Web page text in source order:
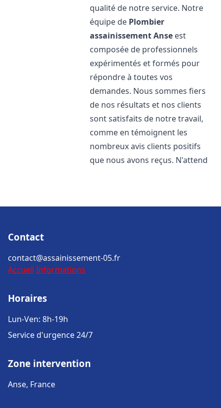
qualité de notre service. Notre
équipe de Plombier
assainissementAnse est
composée de professionnels
expérimentés et formés pour
répondre à toutes vos
demandes. Nous sommes fiers
de nos résultats et nos clients
sont satisfaits de notre travail,
comme en témoignent les
nombreux avis clients positifs
que nous avons reçus. N'attend
Contact
contact@assainissement-05.fr
Accueil Informations
Horaires
Lun-Ven: 8h-19h
Service d'urgence 24/7
Zone intervention
Anse, France